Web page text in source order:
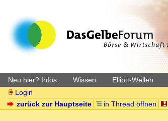
Neu hier? Infos Wissen Elliott-Wellen
Login
zurück zur Hauptseite
in Thread öffnen